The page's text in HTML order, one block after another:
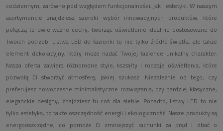
codziennym, zarówno pod względem funkcjonalności, jak i estetyki. W naszym
asortymencie znajdziesz szeroki wybór innowacyjnych produktów, które
połączą te dwie ważne cechy, tworząc oświetlenie idealnie dostosowane do
Twoich potrzeb. Listwa LED do łazienki to nie tylko źródło światła, ale także
element dekoracyjny, który może nadać Twojej łazience unikalny charakter.
Nasza oferta zawiera różnorodne style, kształty i rodzaje oświetlenia, które
pozwolą Ci stworzyć atmosferę, jakiej szukasz. Niezależnie od tego, czy
preferujesz nowoczesne minimalistyczne rozwiązania, czy bardziej klasyczne,
eleganckie designy, znajdziesz tu coś dla siebie. Ponadto, listwy LED to nie
tylko estetyka, to także oszczędność energii i ekologiczność. Nasze produkty są
energooszczędne, co pomoże Ci zmniejszyć rachunki za prąd i dbać o